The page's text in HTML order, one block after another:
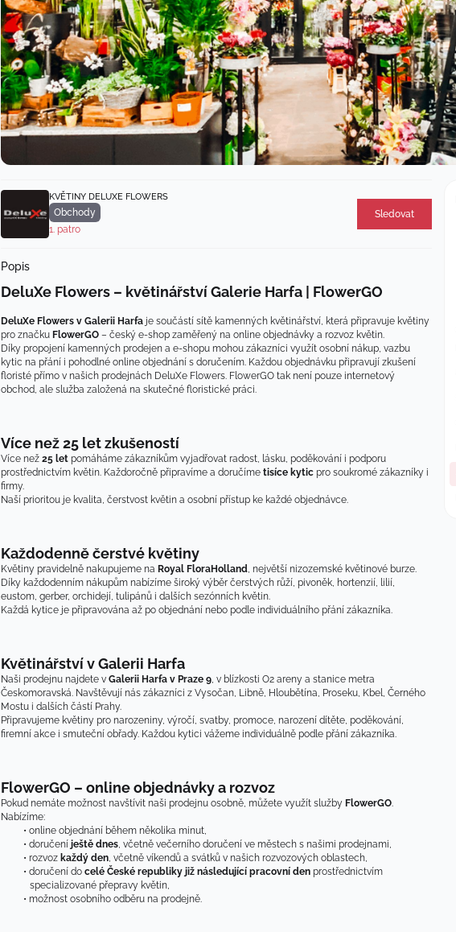
KVĚTINY DELUXE FLOWERS
Obchody
1. patro
Sledovat
Popis
DeluXe Flowers – květinářství Galerie Harfa | FlowerGO
DeluXe Flowers v Galerii Harfa je součástí sítě kamenných květinářství, která připravuje květiny
pro značku FlowerGO – český e-shop zaměřený na online objednávky a rozvoz květin.
Díky propojení kamenných prodejen a e-shopu mohou zákazníci využít osobní nákup, vazbu
kytic na přání i pohodlné online objednání s doručením. Každou objednávku připravují zkušení
floristé přímo v našich prodejnách DeluXe Flowers. FlowerGO tak není pouze internetový
obchod, ale služba založená na skutečné floristické práci.
Více než 25 let zkušeností
Více než 25 let pomáháme zákazníkům vyjadřovat radost, lásku, poděkování i podporu
prostřednictvím květin. Každoročně připravíme a doručíme tisíce kytic pro soukromé zákazníky i
firmy.
Naší prioritou je kvalita, čerstvost květin a osobní přístup ke každé objednávce.
Každodenně čerstvé květiny
Květiny pravidelně nakupujeme na Royal FloraHolland, největší nizozemské květinové burze.
Díky každodenním nákupům nabízíme široký výběr čerstvých růží, pivoněk, hortenzií, lilií,
eustom, gerber, orchidejí, tulipánů i dalších sezónních květin.
Každá kytice je připravována až po objednání nebo podle individuálního přání zákazníka.
Květinářství v Galerii Harfa
Naši prodejnu najdete v Galerii Harfa v Praze 9, v blízkosti O2 areny a stanice metra
Českomoravská. Navštěvují nás zákazníci z Vysočan, Libně, Hloubětína, Proseku, Kbel, Černého
Mostu i dalších částí Prahy.
Připravujeme květiny pro narozeniny, výročí, svatby, promoce, narození dítěte, poděkování,
firemní akce i smuteční obřady. Každou kytici vážeme individuálně podle přání zákazníka.
FlowerGO – online objednávky a rozvoz
Pokud nemáte možnost navštívit naši prodejnu osobně, můžete využít služby FlowerGO.
Nabízíme:
online objednání během několika minut,
doručení ještě dnes , včetně večerního doručení ve městech s našimi prodejnami,
rozvoz každý den , včetně víkendů a svátků v našich rozvozových oblastech,
doručení do celé České republiky již následující pracovní den prostřednictvím
specializované přepravy květin,
možnost osobního odběru na prodejně.